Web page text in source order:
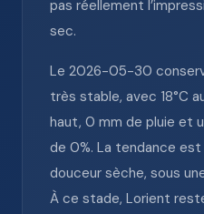
pas réellement
sec.
Le 2026-05-30
très stable, avec 18°C
haut, 0 mm de pluie et
de 0%. La tendance
douceur sèche, sous
À ce stade, Lorient